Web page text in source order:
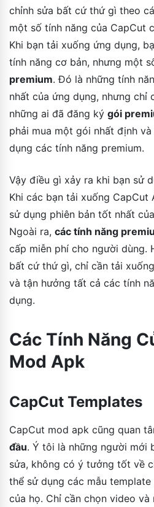
chỉnh sửa bất cứ thứ gì theo
một số tính năng của CapCut
Khi bạn tải xuống ứng dụng,
tính năng cơ bản, nhưng một
premium. Đó là những tính
nhất của ứng dụng, nhưng chỉ
những ai đã đăng ký gói
phải mua một gói nhất định
dụng các tính năng premium.
Vậy điều gì xảy ra khi bạn sử
Khi các bạn tải xuống CapCut
sử dụng phiên bản tốt nhất
Ngoài ra, các tính năng
cấp miễn phí cho người dùng.
bất cứ thứ gì, chỉ cần tải
và tận hưởng tất cả các tính
dụng.
Các Tính Năng
Mod Apk
CapCut Templates
CapCut mod apk cũng quan
đầu. Ý tôi là những người mới
sửa, không có ý tưởng tốt về
thể sử dụng các mẫu
của họ. Chỉ cần chọn video